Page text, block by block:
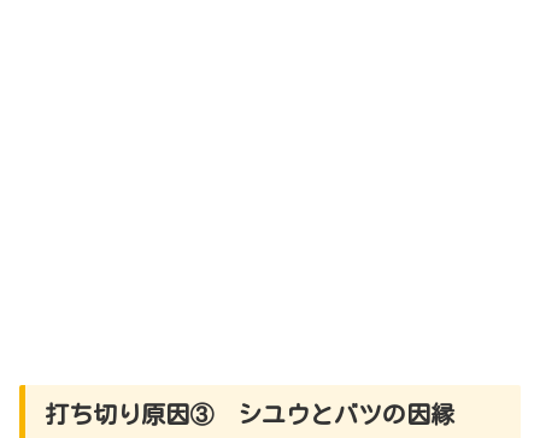
打ち切り原因③ シユウとバツの因縁